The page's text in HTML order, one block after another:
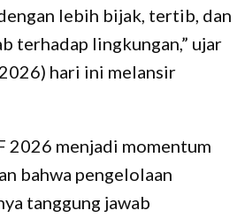
lebih bijak, tertib, dan
terhadap lingkungan,” ujar
hari ini melansir
2026 menjadi momentum
bahwa pengelolaan
tanggung jawab